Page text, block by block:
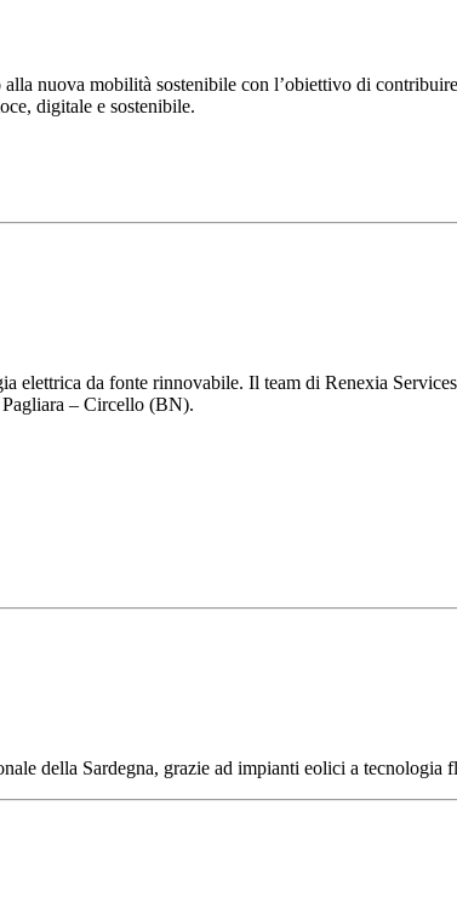
nuova mobilità sostenibile con l’obiettivo di
digitale e sostenibile.
elettrica da fonte rinnovabile. Il team di Renexia
– Circello (BN).
della Sardegna, grazie ad impianti eolici a tecnologia